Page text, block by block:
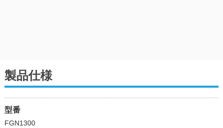
製品仕様
型番
FGN1300